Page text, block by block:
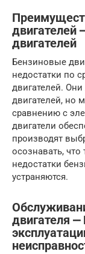
двигателей
двигателей
Бензиновые
недостатки по
двигателей.
двигателей, но
сравнению с
двигатели
производят
осознавать,
недостатки
устраняются.
двигателя